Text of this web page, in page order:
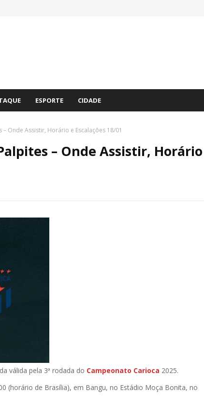
ESPORTE CIDADE
– Onde Assistir, Horário e Escalações 18/01
– Onde Assistir, Horário
válida pela 3ª rodada do Campeonato Carioca 2025.
(horário de Brasília), em Bangu, no Estádio Moça Bonita, no